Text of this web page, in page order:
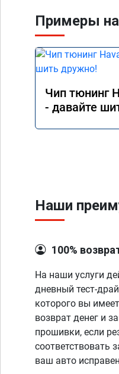
Примеры
Чип тюнинг
- давайте
Наши
100%
На наши услуги
дневный тест-
которого вы
возврат денег и
прошивки, если
соответствовать
ваш авто